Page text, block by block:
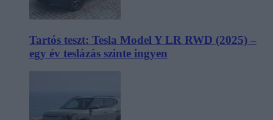
Tartós teszt: Tesla Model Y LR RWD (2025) –
egy év teslázás szinte ingyen